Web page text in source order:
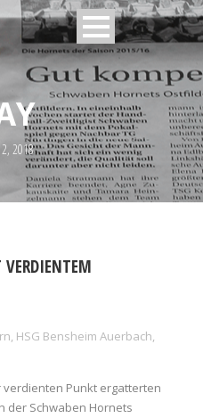
2, 2018
, HSG Bensheim Auerbach,
verdienten Punkt ergatterten
der Schwaben Hornets